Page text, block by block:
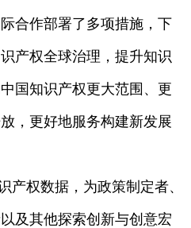
合作部署了多项措施，下
产权全球治理，提升知识
国知识产权更大范围、更
，更好地服务构建新发展
产权数据，为政策制定者、
及其他探索创新与创意宏